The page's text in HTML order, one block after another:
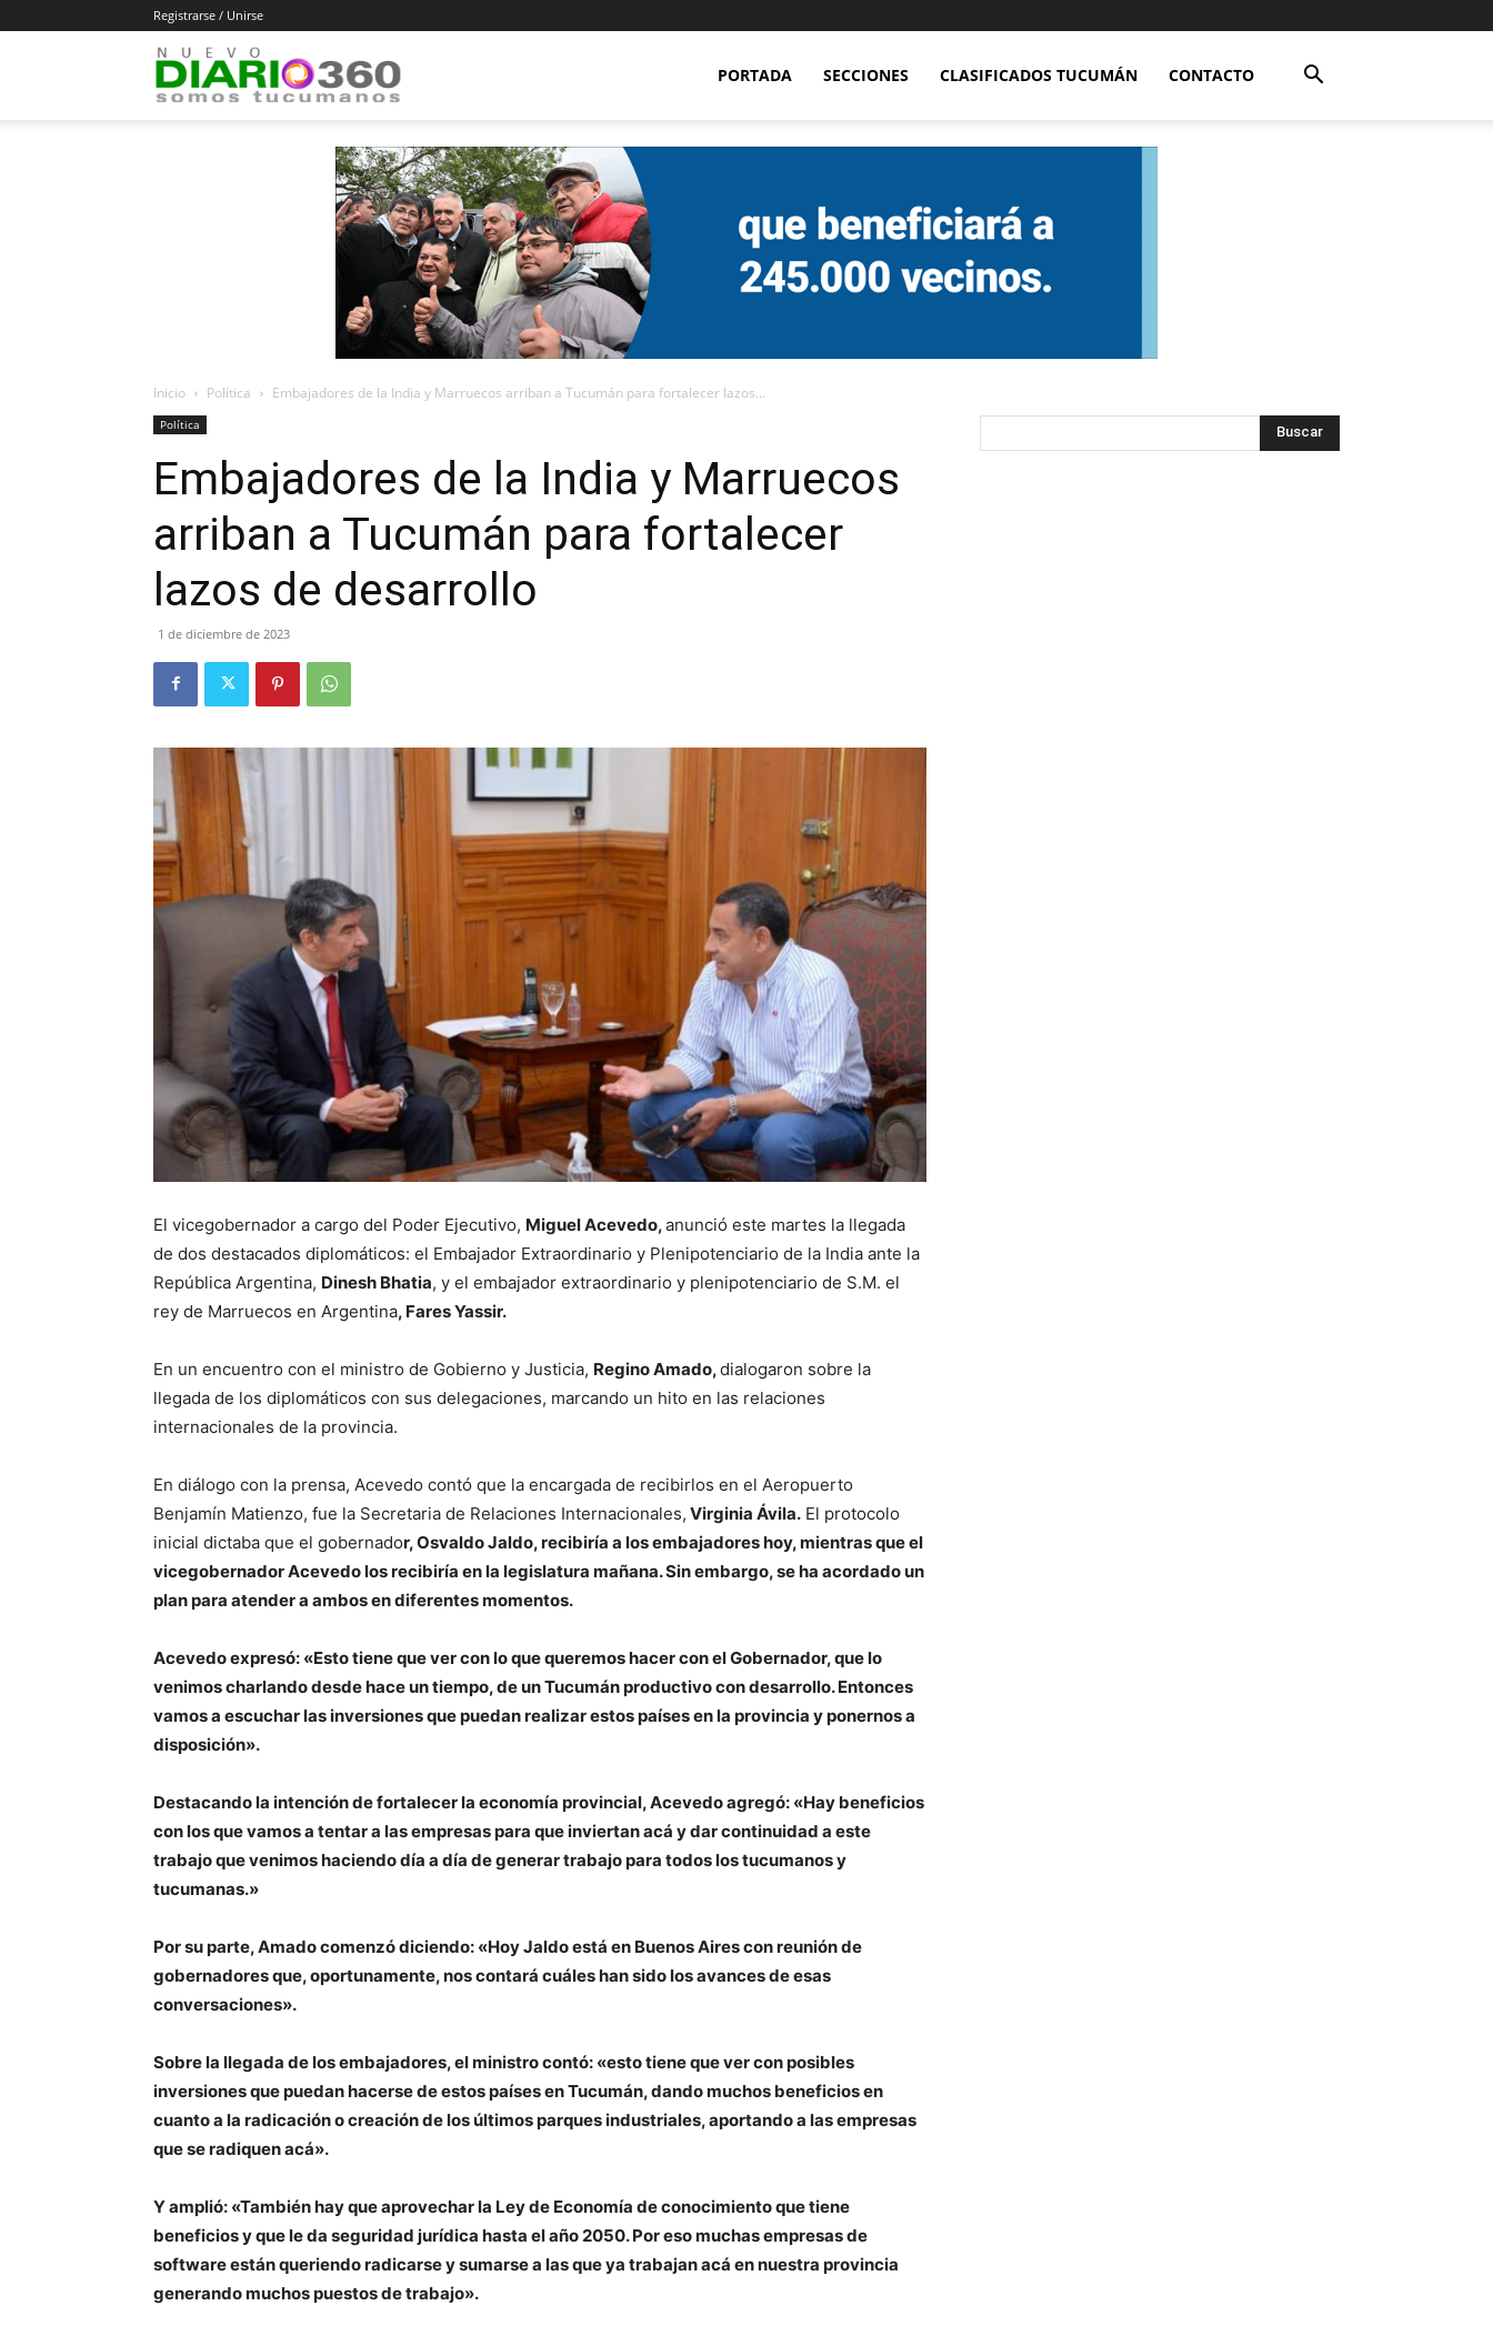
Registrarse / Unirse
Diario
360
PORTADA SECCIONES CLASIFICADOS TUCUMÁN CONTACTO
Inicio Política Embajadores de la India y Marruecos arriban a Tucumán para fortalecer lazos...
Política
Embajadores de la India y Marruecos
arriban a Tucumán para fortalecer
lazos de desarrollo
1 de diciembre de 2023
El vicegobernador a cargo del Poder Ejecutivo, Miguel Acevedo,anunció este martes la llegada
de dos destacados diplomáticos: el Embajador Extraordinario y Plenipotenciario de la India ante la
República Argentina, Dinesh Bhatia, y el embajador extraordinario y plenipotenciario de S.M. el
rey de Marruecos en Argentina, Fares Yassir.
En un encuentro con el ministro de Gobierno y Justicia, Regino Amado,dialogaron sobre la
llegada de los diplomáticos con sus delegaciones, marcando un hito en las relaciones
internacionales de la provincia.
En diálogo con la prensa, Acevedo contó que la encargada de recibirlos en el Aeropuerto
Benjamín Matienzo, fue la Secretaria de Relaciones Internacionales, Virginia Ávila. El protocolo
inicial dictaba que el gobernador,Osvaldo Jaldo,recibiría a los embajadores hoy, mientras que el
vicegobernador Acevedo los recibiría en la legislatura mañana. Sin embargo, se ha acordado un
plan para atender a ambos en diferentes momentos.
Acevedo expresó: «Esto tiene que ver con lo que queremos hacer con el Gobernador, que lo
venimos charlando desde hace un tiempo, de un Tucumán productivo con desarrollo. Entonces
vamos a escuchar las inversiones que puedan realizar estos países en la provincia y ponernos a
disposición».
Destacando la intención de fortalecer la economía provincial, Acevedo agregó: «Hay beneficios
con los que vamos a tentar a las empresas para que inviertan acá y dar continuidad a este
trabajo que venimos haciendo día a día de generar trabajo para todos los tucumanos y
tucumanas.»
Por su parte, Amado comenzó diciendo: «Hoy Jaldo está en Buenos Aires con reunión de
gobernadores que, oportunamente, nos contará cuáles han sido los avances de esas
conversaciones».
Sobre la llegada de los embajadores, el ministro contó: «esto tiene que ver con posibles
inversiones que puedan hacerse de estos países en Tucumán, dando muchos beneficios en
cuanto a la radicación o creación de los últimos parques industriales, aportando a las empresas
que se radiquen acá».
Y amplió: «También hay que aprovechar la Ley de Economía de conocimiento que tiene
beneficios y que le da seguridad jurídica hasta el año 2050. Por eso muchas empresas de
software están queriendo radicarse y sumarse a las que ya trabajan acá en nuestra provincia
generando muchos puestos de trabajo».